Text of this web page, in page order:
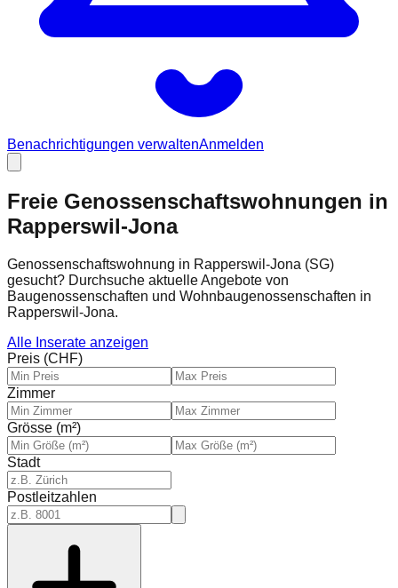
Benachrichtigungen verwaltenAnmelden
Freie Genossenschaftswohnungen in
Rapperswil-Jona
Genossenschaftswohnung in Rapperswil-Jona (SG)
gesucht? Durchsuche aktuelle Angebote von
Baugenossenschaften und Wohnbaugenossenschaften in
Rapperswil-Jona.
Alle Inserate anzeigen
Preis (CHF)
Zimmer
Grösse (m²)
Stadt
Postleitzahlen